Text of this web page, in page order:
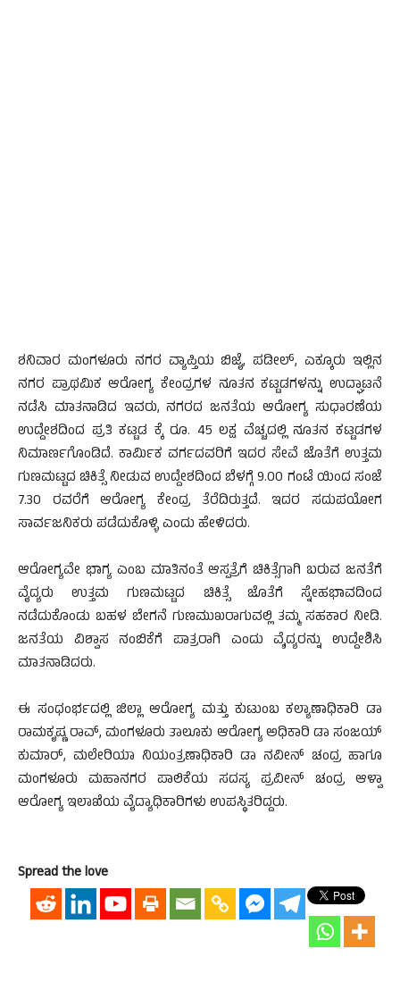
ಶನಿವಾರ ಮಂಗಳೂರು ನಗರ ವ್ಯಾಪ್ತಿಯ ಬಿಜೈ, ಪಡೀಲ್, ಎಕ್ಕೂರು ಇಲ್ಲಿನ
ನಗರ ಪ್ರಾಥಮಿಕ ಆರೋಗ್ಯ ಕೇಂದ್ರಗಳ ನೂತನ ಕಟ್ಟಡಗಳನ್ನು ಉದ್ಘಾಟನೆ
ನಡೆಸಿ ಮಾತನಾಡಿದ ಇವರು, ನಗರದ ಜನತೆಯ ಆರೋಗ್ಯ ಸುಧಾರಣೆಯ
ಉದ್ದೇಶದಿಂದ ಪ್ರತಿ ಕಟ್ಟಡ ಕ್ಕೆ ರೂ. 45 ಲಕ್ಷ ವೆಚ್ಚದಲ್ಲಿ ನೂತನ ಕಟ್ಟಡಗಳ
ನಿಮಾರ್ಣಗೊಂಡಿದೆ. ಕಾರ್ಮಿಕ ವರ್ಗದವರಿಗೆ ಇದರ ಸೇವೆ ಜೊತೆಗೆ ಉತ್ತಮ
ಗುಣಮಟ್ಟದ ಚಿಕಿತ್ಸೆ ನೀಡುವ ಉದ್ದೇಶದಿಂದ ಬೆಳಗ್ಗೆ 9.00 ಗಂಟೆ ಯಿಂದ ಸಂಜೆ
7.30 ರವರೆಗೆ ಆರೋಗ್ಯ ಕೇಂದ್ರ ತೆರೆದಿರುತ್ತದೆ. ಇದರ ಸದುಪಯೋಗ
ಸಾರ್ವಜನಿಕರು ಪಡೆದುಕೊಳ್ಳಿ ಎಂದು ಹೇಳಿದರು.
ಆರೋಗ್ಯವೇ ಭಾಗ್ಯ ಎಂಬ ಮಾತಿನಂತೆ ಆಸ್ಪತ್ರೆಗೆ ಚಿಕಿತ್ಸೆಗಾಗಿ ಬರುವ ಜನತೆಗೆ
ವೈದ್ಯರು ಉತ್ತಮ ಗುಣಮಟ್ಟದ ಚಿಕಿತ್ಸೆ ಜೊತೆಗೆ ಸ್ನೇಹಭಾವದಿಂದ
ನಡೆದುಕೊಂಡು ಬಹಳ ಬೇಗನೆ ಗುಣಮುಖರಾಗುವಲ್ಲಿ ತಮ್ಮ ಸಹಕಾರ ನೀಡಿ.
ಜನತೆಯ ವಿಶ್ವಾಸ ನಂಬಿಕೆಗೆ ಪಾತ್ರರಾಗಿ ಎಂದು ವ್ಶೆದ್ಯರನ್ನು ಉದ್ದೇಶಿಸಿ
ಮಾತನಾಡಿದರು.
ಈ ಸಂಧಂರ್ಭದಲ್ಲಿ ಜಿಲ್ಲಾ ಆರೋಗ್ಯ ಮತ್ತು ಕುಟುಂಬ ಕಲ್ಯಾಣಾಧಿಕಾರಿ ಡಾ
ರಾಮಕೃಷ್ಣ ರಾವ್, ಮಂಗಳೂರು ತಾಲೂಕು ಆರೋಗ್ಯ ಅಧಿಕಾರಿ ಡಾ ಸಂಜಯ್
ಕುಮಾರ್, ಮಲೇರಿಯಾ ನಿಯಂತ್ರಣಾಧಿಕಾರಿ ಡಾ ನವೀನ್ ಚಂದ್ರ ಹಾಗೂ
ಮಂಗಳೂರು ಮಹಾನಗರ ಪಾಲಿಕೆಯ ಸದಸ್ಯ ಪ್ರವೀನ್ ಚಂದ್ರ ಆಳ್ವಾ
ಆರೋಗ್ಯ ಇಲಾಖೆಯ ವೈದ್ಯಾಧಿಕಾರಿಗಳು ಉಪಸ್ಥಿತರಿದ್ದರು.
Spread the love